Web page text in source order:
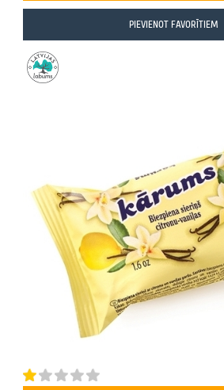
PIEVIENOT FAVORĪTIEM